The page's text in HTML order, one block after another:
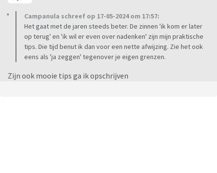
Campanula schreef op 17-05-2024 om 17:57:
Het gaat met de jaren steeds beter. De zinnen 'ik kom er later
op terug' en 'ik wil er even over nadenken' zijn mijn praktische
tips. Die tijd benut ik dan voor een nette afwijzing. Zie het ook
eens als 'ja zeggen' tegenover je eigen grenzen.
Zijn ook mooie tips ga ik opschrijven